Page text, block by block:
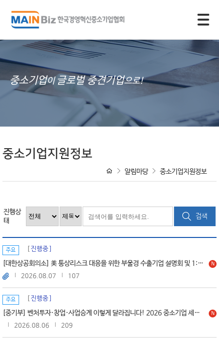
중소기업이 글로벌 중견기업으로!
중소기업지원정보
알림마당 중소기업지원정보
진행상
태
검색
주요 진행중
[대한상공회의소] 美 통상리스크 대응을 위한 부울경 수출기업 설명회 및 1:!컨설팅 개최 안내(8.21(금) 14시) N
2026.08.07 107
주요 진행중
[중기부] 벤처투자·창업·사업승계 이렇게 달라집니다! 2026 중소기업 세제개편 핵심 내용 N
2026.08.06 209